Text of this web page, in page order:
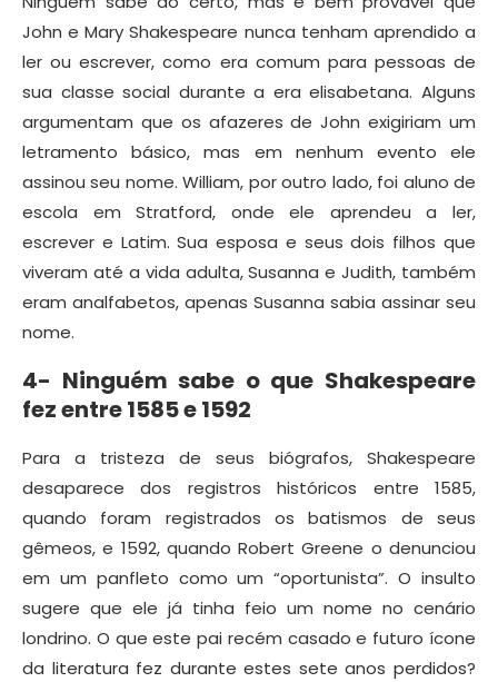
John e Mary Shakespeare nunca tenham aprendido a
ler ou escrever, como era comum para pessoas de
sua classe social durante a era elisabetana. Alguns
argumentam que os afazeres de John exigiriam um
letramento básico, mas em nenhum evento ele
assinou seu nome. William, por outro lado, foi aluno de
escola em Stratford, onde ele aprendeu a ler,
escrever e Latim. Sua esposa e seus dois filhos que
viveram até a vida adulta, Susanna e Judith, também
eram analfabetos, apenas Susanna sabia assinar seu
nome.
4- Ninguém sabe o que Shakespeare
fez entre 1585 e 1592
Para a tristeza de seus biógrafos, Shakespeare
desaparece dos registros históricos entre 1585,
quando foram registrados os batismos de seus
gêmeos, e 1592, quando Robert Greene o denunciou
em um panfleto como um “oportunista”. O insulto
sugere que ele já tinha feio um nome no cenário
londrino. O que este pai recém casado e futuro ícone
da literatura fez durante estes sete anos perdidos?